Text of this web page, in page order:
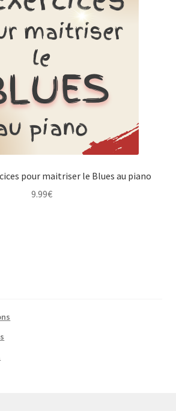
pour maitriser le Blues au piano
9.99€